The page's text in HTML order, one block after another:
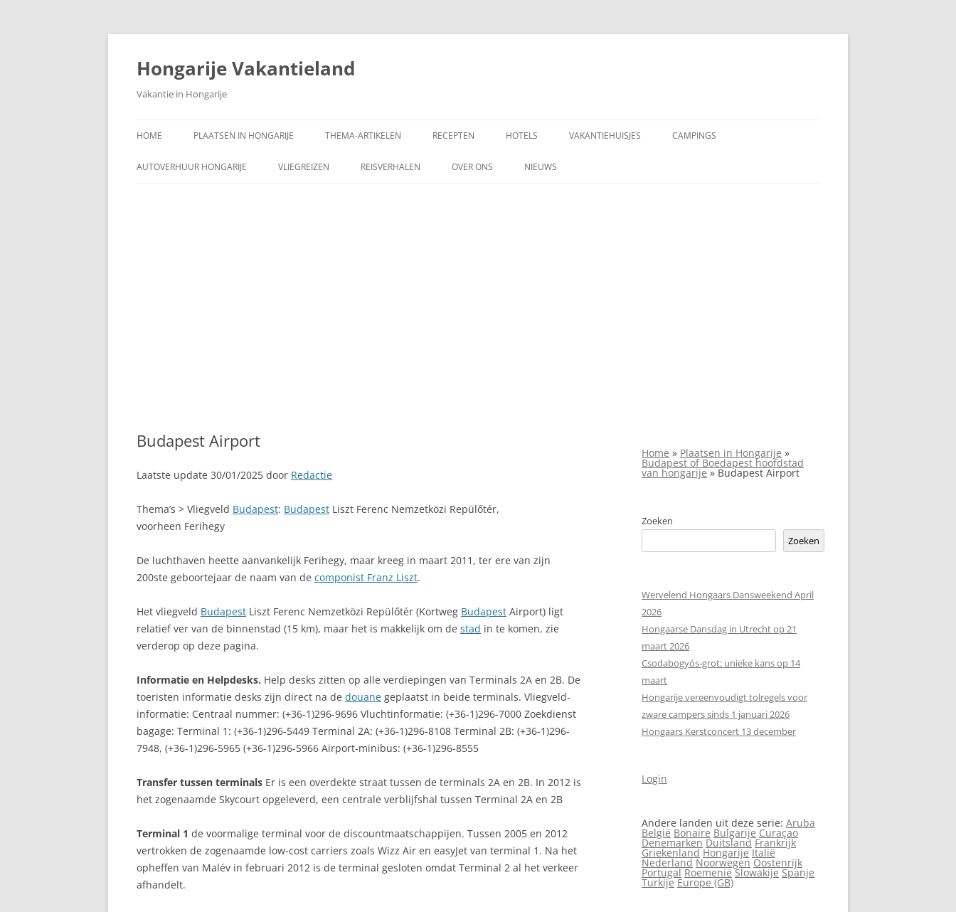
Ga
inhoud
Hongarije Vakantieland
Vakantie in Hongarije
HOME PLAATSEN IN HONGARIJE THEMA-ARTIKELEN RECEPTEN HOTELS VAKANTIEHUISJES CAMPINGS
AUTOVERHUUR HONGARIJE VLIEGREIZEN REISVERHALEN OVER ONS NIEUWS
Budapest Airport
Laatste update 30/01/2025 door Redactie
Thema’s > Vliegveld Budapest: Budapest Liszt Ferenc Nemzetközi Repülőtér,
voorheen Ferihegy
De luchthaven heette aanvankelijk Ferihegy, maar kreeg in maart 2011, ter ere van zijn
200ste geboortejaar de naam van de componist Franz Liszt.
Het vliegveld Budapest Liszt Ferenc Nemzetközi Repülőtér (Kortweg Budapest Airport) ligt
relatief ver van de binnenstad (15 km), maar het is makkelijk om de stad in te komen, zie
verderop op deze pagina.
Informatie en Helpdesks. Help desks zitten op alle verdiepingen van Terminals 2A en 2B. De
toeristen informatie desks zijn direct na de douane geplaatst in beide terminals. Vliegveld-
informatie: Centraal nummer: (+36-1)296-9696 Vluchtinformatie: (+36-1)296-7000 Zoekdienst
bagage: Terminal 1: (+36-1)296-5449 Terminal 2A: (+36-1)296-8108 Terminal 2B: (+36-1)296-
7948, (+36-1)296-5965 (+36-1)296-5966 Airport-minibus: (+36-1)296-8555
Transfer tussen terminals Er is een overdekte straat tussen de terminals 2A en 2B. In 2012 is
het zogenaamde Skycourt opgeleverd, een centrale verblijfshal tussen Terminal 2A en 2B
Terminal 1 de voormalige terminal voor de discountmaatschappijen. Tussen 2005 en 2012
vertrokken de zogenaamde low-cost carriers zoals Wizz Air en easyJet van terminal 1. Na het
opheffen van Malév in februari 2012 is de terminal gesloten omdat Terminal 2 al het verkeer
afhandelt.
Home » Plaatsen in Hongarije »
Budapest of Boedapest hoofdstad
van hongarije »Budapest Airport
Zoeken
Zoeken
Wervelend Hongaars Dansweekend April
2026
Hongaarse Dansdag in Utrecht op 21
maart 2026
Csodabogyós‑grot: unieke kans op 14
maart
Hongarije vereenvoudigt tolregels voor
zware campers sinds 1 januari 2026
Hongaars Kerstconcert 13 december
Login
Andere landen uit deze serie: Aruba
België Bonaire Bulgarije Curaçao
Denemarken Duitsland Frankrijk
Griekenland Hongarije Italië
Nederland Noorwegen Oostenrijk
Portugal Roemenië Slowakije Spanje
Turkije Europe (GB)